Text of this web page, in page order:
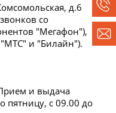
д.6
со
"Мегафон"),
"МТС" и "Билайн").
и выдача
пятницу, с 09.00 до